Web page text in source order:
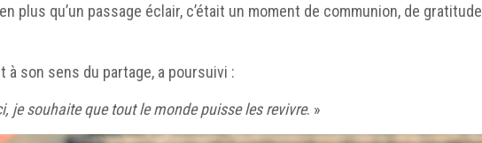
plus qu’un passage éclair, c’était un moment de communion, de gratitude
à son sens du partage, a poursuivi :
je souhaite que tout le monde puisse les revivre. »